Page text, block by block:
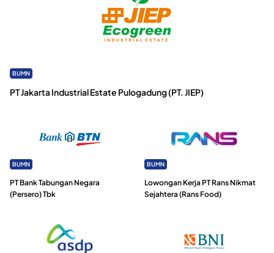
BUMN
PT Jakarta Industrial Estate Pulogadung (PT. JIEP)
BUMN
PT Bank Tabungan Negara
(Persero) Tbk
BUMN
Lowongan Kerja PT Rans Nikmat
Sejahtera (Rans Food)